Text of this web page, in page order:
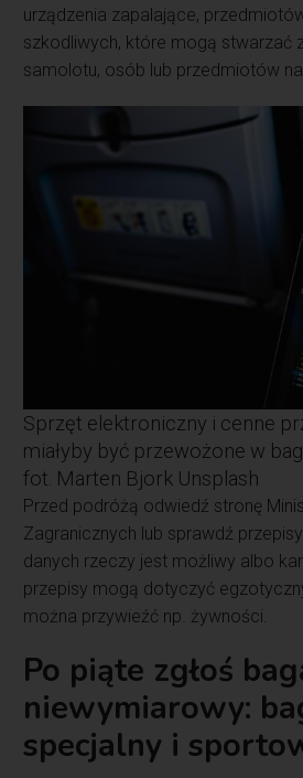
urządzenia zapalające,
szkodliwych, które mogą stwarzać
samolotu, osób lub przedmiotów
Sprzęt elektroniczny i cenne
miałyby być przewożone w
fot. Marten Bjork Unsplash
Przed podróżą odwiedź stronę
Zagranicznych lub sprawdź
danych rzeczy jest możliwy albo
przepisy mogą dotyczyć
można przywieźć np. żywności.
Po piąte zgłoś
niewymiarowy:
specjalny i